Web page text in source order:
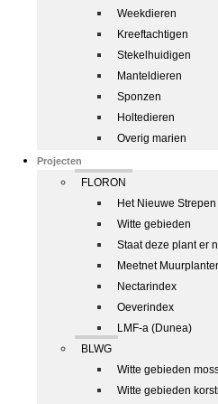
Weekdieren
Kreeftachtigen
Stekelhuidigen
Manteldieren
Sponzen
Holtedieren
Overig marien
Projecten
FLORON
Het Nieuwe Strepen
Witte gebieden
Staat deze plant er
Meetnet
Nectarindex
Oeverindex
LMF-a (Dunea)
BLWG
Witte gebieden
Witte gebieden